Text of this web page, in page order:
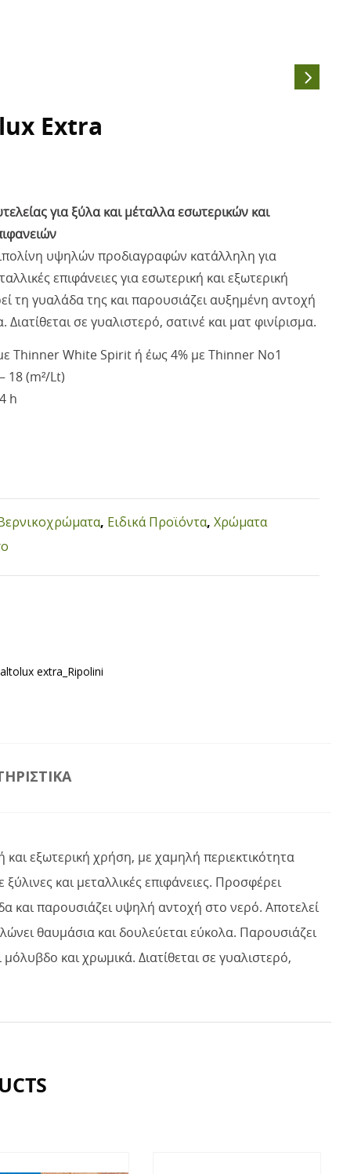
Extra
για ξύλα και μέταλλα εσωτερικών και
υψηλών προδιαγραφών κατάλληλη για
επιφάνειες για εσωτερική και εξωτερική
τη γυαλάδα της και παρουσιάζει αυξημένη αντοχή
Διατίθεται σε γυαλιστερό, σατινέ και ματ φινίρισμα.
Thinner White Spirit ή έως 4% με Thinner Νο1
18 (m²/Lt)
h
, Ειδικά Προϊόντα, Χρώματα
extra_Ripolini
εξωτερική χρήση, με χαμηλή περιεκτικότητα
και μεταλλικές επιφάνειες. Προσφέρει
και παρουσιάζει υψηλή αντοχή στο νερό. Αποτελεί
θαυμάσια και δουλεύεται εύκολα. Παρουσιάζει
και χρωμικά. Διατίθεται σε γυαλιστερό,